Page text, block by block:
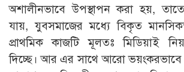
অশালীনভাবে উপস্থাপন করা হয়,
যায়, যুবসমাজের মধ্যে বিকৃত
প্রাথমিক কাজটি মূলতঃ মিডিয়াই
দিচ্ছে। আর এর সাথে আরো ভয়ংকরভাবে